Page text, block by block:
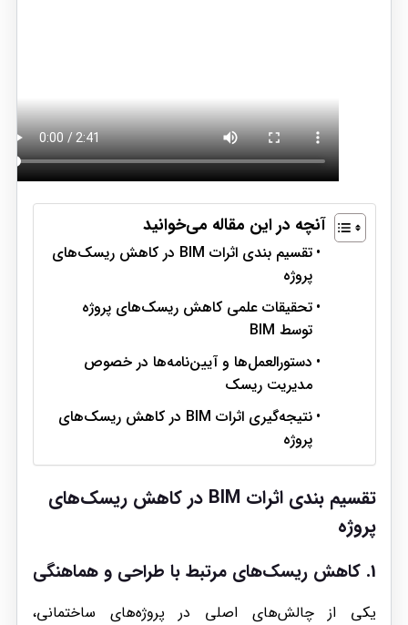
آنچه در این مقاله می‌خوانید
تقسیم بندی اثرات BIM در کاهش ریسک‌های
پروژه
تحقیقات علمی کاهش ریسک‌های پروژه
توسط BIM
دستورالعمل‌ها و آیین‌نامه‌ها در خصوص
مدیریت ریسک
نتیجه‌گیری اثرات BIM در کاهش ریسک‌های
پروژه
تقسیم بندی اثرات BIM در کاهش ریسک‌های
پروژه
1. کاهش ریسک‌های مرتبط با طراحی و هماهنگی
یکی از چالش‌های اصلی در پروژه‌های ساختمانی،